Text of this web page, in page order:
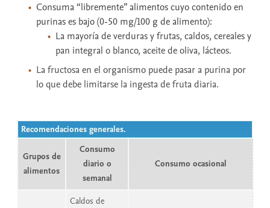
Consuma “libremente” alimentos cuyo contenido en
purinas es bajo (0-50 mg/100 g de alimento):
La mayoría de verduras y frutas, caldos, cereales y
pan integral o blanco, aceite de oliva, lácteos.
La fructosa en el organismo puede pasar a purina por
lo que debe limitarse la ingesta de fruta diaria.
Recomendaciones generales.
Grupos de
alimentos
Consumo
diario o
semanal
Consumo ocasional
Caldos de